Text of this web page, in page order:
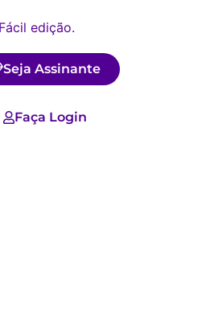
edição.
Seja Assinante
Faça Login